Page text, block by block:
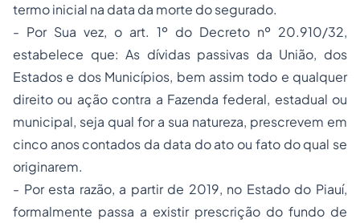
termo inicial na data da morte do segurado.
- Por Sua vez, o art. 1º do Decreto nº 20.910/32,
estabelece que: As dívidas passivas da União, dos
Estados e dos Municípios, bem assim todo e qualquer
direito ou ação contra a Fazenda federal, estadual ou
municipal, seja qual for a sua natureza, prescrevem em
cinco anos contados da data do ato ou fato do qual se
originarem.
- Por esta razão, a partir de 2019, no Estado do Piauí,
formalmente passa a existir prescrição do fundo de